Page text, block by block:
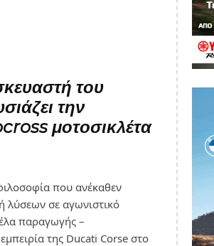
του
την
μοτοσικλέτα
που ανέκαθεν
λύσεων σε αγωνιστικό
παραγωγής –
της Ducati Corse στο